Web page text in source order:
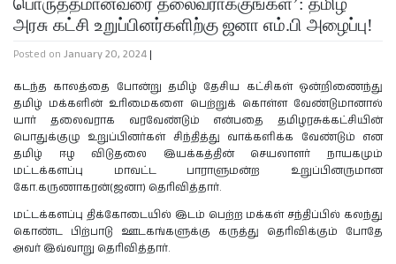
அரசு கட்சி உறுப்பினர்களிற்கு ஜனா எம்.பி அழைப்பு!
Posted on January 20, 2024 |
கடந்த காலத்தை போன்று தமிழ் தேசிய கட்சிகள் ஒன்றிணைந்து
தமிழ் மக்களின் உரிமைகளை பெற்றுக் கொள்ள வேண்டுமானால்
யார் தலைவராக வரவேண்டும் என்பதை தமிழரசுக்கட்சியின்
பொதுக்குழு உறுப்பினர்கள் சிந்தித்து வாக்களிக்க வேண்டும் என
தமிழ் ஈழ விடுதலை இயக்கத்தின் செயலாளர் நாயகமும்
மட்டக்களப்பு மாவட்ட பாராளுமன்ற உறுப்பினருமான
கோ.கருணாகரன்(ஜனா) தெரிவித்தார்.
மட்டக்களப்பு திக்கோடையில் இடம் பெற்ற மக்கள் சந்திப்பில் கலந்து
கொண்ட பிற்பாடு ஊடகங்களுக்கு கருத்து தெரிவிக்கும் போதே
அவர் இவ்வாறு தெரிவித்தார்.